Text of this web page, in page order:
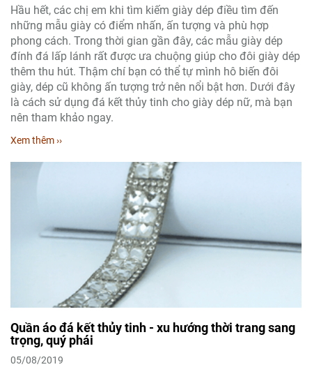
Hầu hết, các chị em khi tìm kiếm giày dép điều tìm đến
những mẫu giày có điểm nhấn, ấn tượng và phù hợp
phong cách. Trong thời gian gần đây, các mẫu giày dép
đính đá lấp lánh rất được ưa chuộng giúp cho đôi giày dép
thêm thu hút. Thậm chí bạn có thể tự mình hô biến đôi
giày, dép cũ không ấn tượng trở nên nổi bật hơn. Dưới đây
là cách sử dụng đá kết thủy tinh cho giày dép nữ, mà bạn
nên tham khảo ngay.
Xem thêm ››
Quần áo đá kết thủy tinh - xu hướng thời trang sang
trọng, quý phái
05/08/2019